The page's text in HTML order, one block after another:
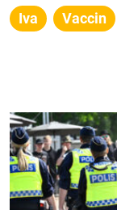
Iva Vaccin